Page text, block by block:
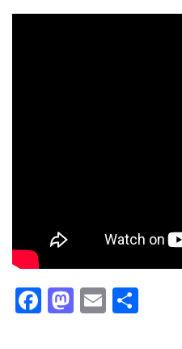
Facebook
Mastodon
Email